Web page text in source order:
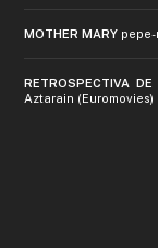
MOTHER MARY
RETROSPECTIVA DE
Aztarain (Euromovies)